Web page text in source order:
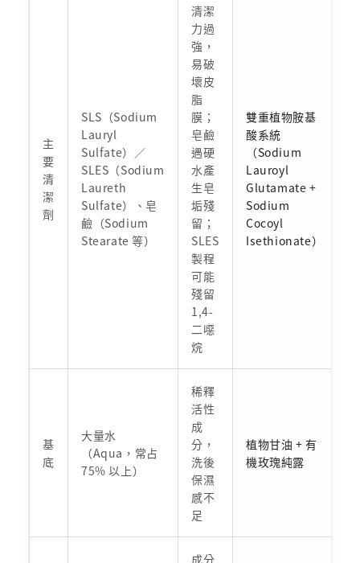
主
要
清
潔
劑
SLS（Sodium
Lauryl
Sulfate）／
SLES（Sodium
Laureth
Sulfate）、皂
鹼（Sodium
Stearate 等）
清潔
力過
強，
易破
壞皮
脂
膜；
皂鹼
遇硬
水產
生皂
垢殘
留；
SLES
製程
可能
殘留
1,4-
二噁
烷
雙重植物胺基
酸系統
（Sodium
Lauroyl
Glutamate +
Sodium
Cocoyl
Isethionate）
基
底
大量水
（Aqua，常占
75% 以上）
稀釋
活性
成
分，
洗後
保濕
感不
足
植物甘油 + 有
機玫瑰純露
成分